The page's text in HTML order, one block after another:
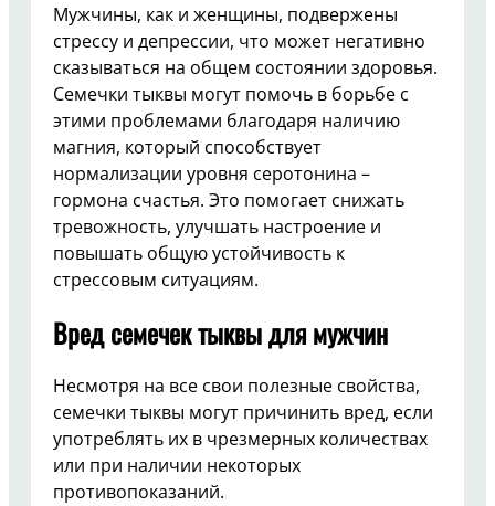
Мужчины, как и женщины, подвержены
стрессу и депрессии, что может негативно
сказываться на общем состоянии здоровья.
Семечки тыквы могут помочь в борьбе с
этими проблемами благодаря наличию
магния, который способствует
нормализации уровня серотонина –
гормона счастья. Это помогает снижать
тревожность, улучшать настроение и
повышать общую устойчивость к
стрессовым ситуациям.
Вред семечек тыквы для мужчин
Несмотря на все свои полезные свойства,
семечки тыквы могут причинить вред, если
употреблять их в чрезмерных количествах
или при наличии некоторых
противопоказаний.